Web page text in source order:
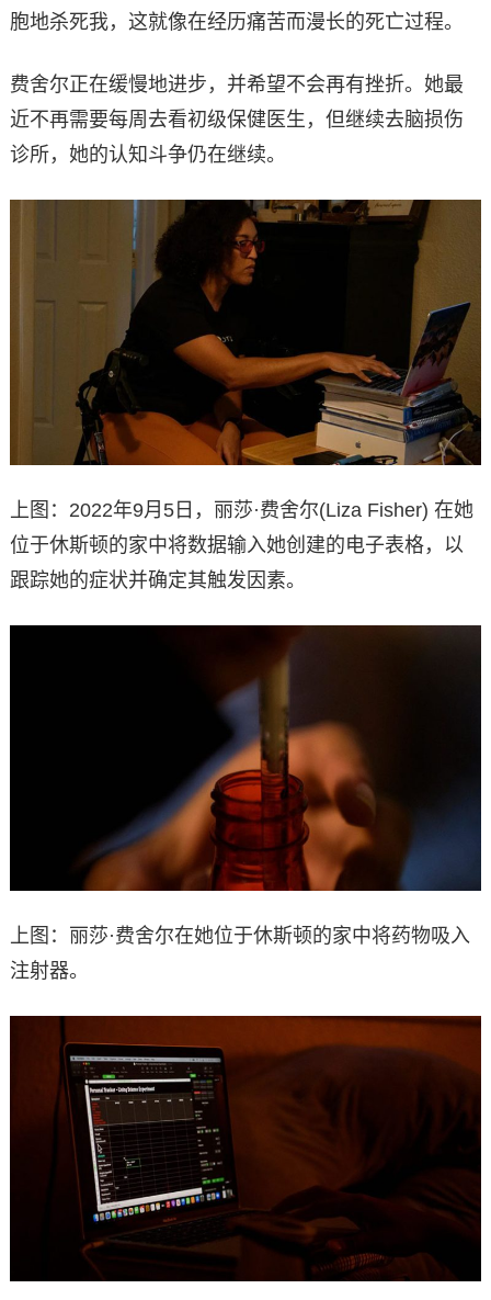
胞地杀死我，这就像在经历痛苦而漫长的死亡过程。
费舍尔正在缓慢地进步，并希望不会再有挫折。她最
近不再需要每周去看初级保健医生，但继续去脑损伤
诊所，她的认知斗争仍在继续。
上图：2022年9月5日，丽莎·费舍尔(Liza Fisher) 在她
位于休斯顿的家中将数据输入她创建的电子表格，以
跟踪她的症状并确定其触发因素。
上图：丽莎·费舍尔在她位于休斯顿的家中将药物吸入
注射器。